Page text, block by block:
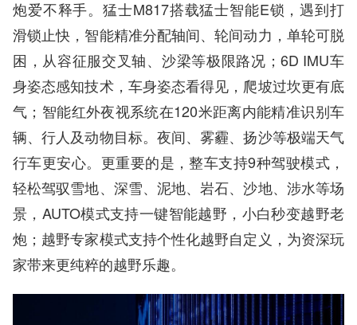
炮爱不释手。猛士M817搭载猛士智能E锁，遇到打
滑锁止快，智能精准分配轴间、轮间动力，单轮可脱
困，从容征服交叉轴、沙梁等极限路况；6D IMU车
身姿态感知技术，车身姿态看得见，爬坡过坎更有底
气；智能红外夜视系统在120米距离内能精准识别车
辆、行人及动物目标。夜间、雾霾、扬沙等极端天气
行车更安心。更重要的是，整车支持9种驾驶模式，
轻松驾驭雪地、深雪、泥地、岩石、沙地、涉水等场
景，AUTO模式支持一键智能越野，小白秒变越野老
炮；越野专家模式支持个性化越野自定义，为资深玩
家带来更纯粹的越野乐趣。